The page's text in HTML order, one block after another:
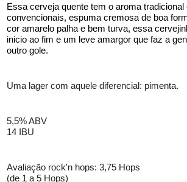
Essa cerveja quente tem o aroma tradicional
convencionais, espuma cremosa de boa
cor amarelo palha e bem turva, essa
inicio ao fim e um leve amargor que faz a
outro gole.
Uma lager com aquele diferencial: pimenta.
5,5% ABV
14 IBU
Avaliação rock'n hops: 3,75 Hops
(de 1 a 5 Hops)